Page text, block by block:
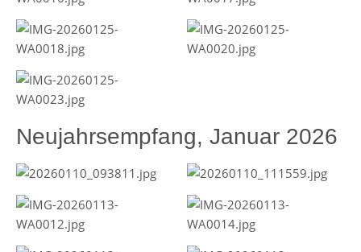
Neujahrsempfang, Januar 2026